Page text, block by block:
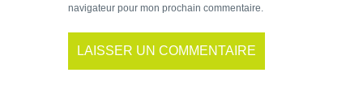
navigateur pour mon prochain commentaire.